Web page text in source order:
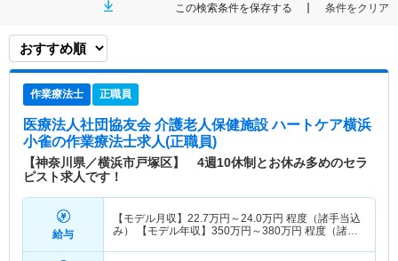
この検索条件を保存する 条件をクリア
作業療法士 正職員
医療法人社団協友会 介護老人保健施設 ハートケア横浜
小雀の作業療法士求人(正職員)
【神奈川県／横浜市戸塚区】 4週10休制とお休み多めのセラ
ピスト求人です！
給与
【モデル月収】 22.7万円～24.0万円 程度（諸手当込
み） 【モデル年収】 350万円～380万円 程度（諸手